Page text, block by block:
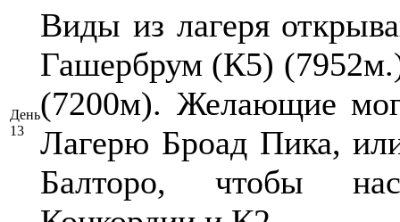
День
13
Виды из лагеря
Гашербрум (К5)
(7200м). Желающие
Лагерю Броад Пика,
Балторо, чтобы